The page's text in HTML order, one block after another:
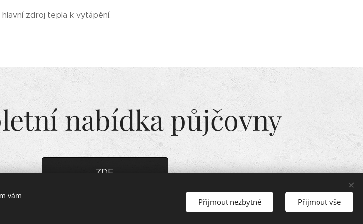
zdroj tepla k vytápění.
nabídka půjčovny
ZDE
vám
Přijmout nezbytné Přijmout vše